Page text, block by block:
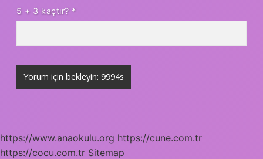
5 + 3 kaçtır? *
https://www.anaokulu.org https://cune.com.tr
https://cocu.com.tr Sitemap